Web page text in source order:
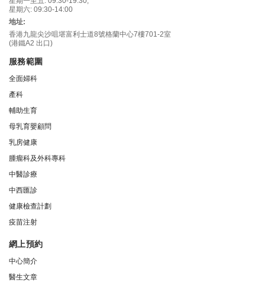
星期六: 09:30-14:00
地址:
香港九龍尖沙咀堪富利士道8號格蘭中心7樓701-2室
(港鐵A2 出口)
服務範圍
全面婦科
產科
輔助生育
母乳育嬰顧問
乳房健康
腫瘤科及外科專科
中醫診療
中西匯診
健康檢查計劃
疫苗注射
網上預約
中心簡介
醫生文章